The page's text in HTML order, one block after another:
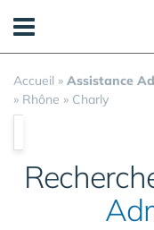
Accueil » Assistance
» Rhône » Charly